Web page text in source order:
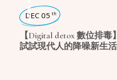
健康知識
DEC 05 th
【Digital detox 數位排
試試現代人的降噪新生活